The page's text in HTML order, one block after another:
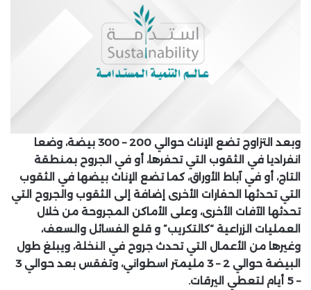
وبعد التزاوج تضع الإناث حوالي 200 – 300 بيضة، وضعا
انفراديا في الثقوب التي تحفرها، أو في الجروح بمنطقة
التاج، أو في آباط الأوراق، كما تضع الإناث بيضها في الثقوب
التي تحدثها الحفارات الأخرى إضافة إلى الثقوب والجروح التي
تحدثها الآفات الأخرى، وعلى الأماكن المجروحة من خلال
العمليات الزراعية “كالتكريب” و قلع الفسائل والسعف،
وغيرها من الأعمال التي تحدث جروح في النخلة، ويبلغ طول
البيضة حوالي 2 – 3 مليمتر اسطواني، وتفقس بعد حوالي 3
– 5 أيام لتعطي اليرقات.